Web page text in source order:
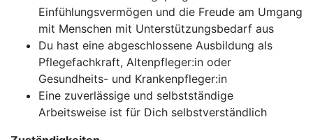
Einfühlungsvermögen und die Freude am Umgang
mit Menschen mit Unterstützungsbedarf aus
Du hast eine abgeschlossene Ausbildung als
Pflegefachkraft, Altenpfleger:in oder
Gesundheits- und Krankenpfleger:in
Eine zuverlässige und selbstständige
Arbeitsweise ist für Dich selbstverständlich